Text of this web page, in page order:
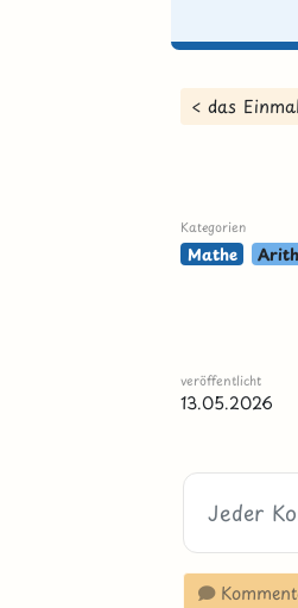
< das
Kategorien
Mathe
veröffentlicht
13.05.2026